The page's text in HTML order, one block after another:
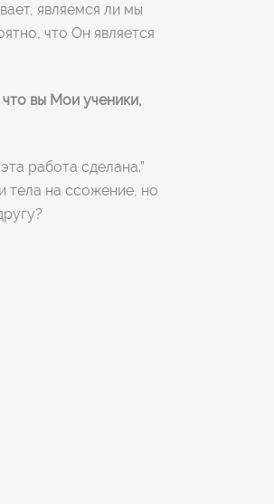
являемся ли мы
что Он является
вы Мои ученики,
работа сделана.”
тела на ссожение, но